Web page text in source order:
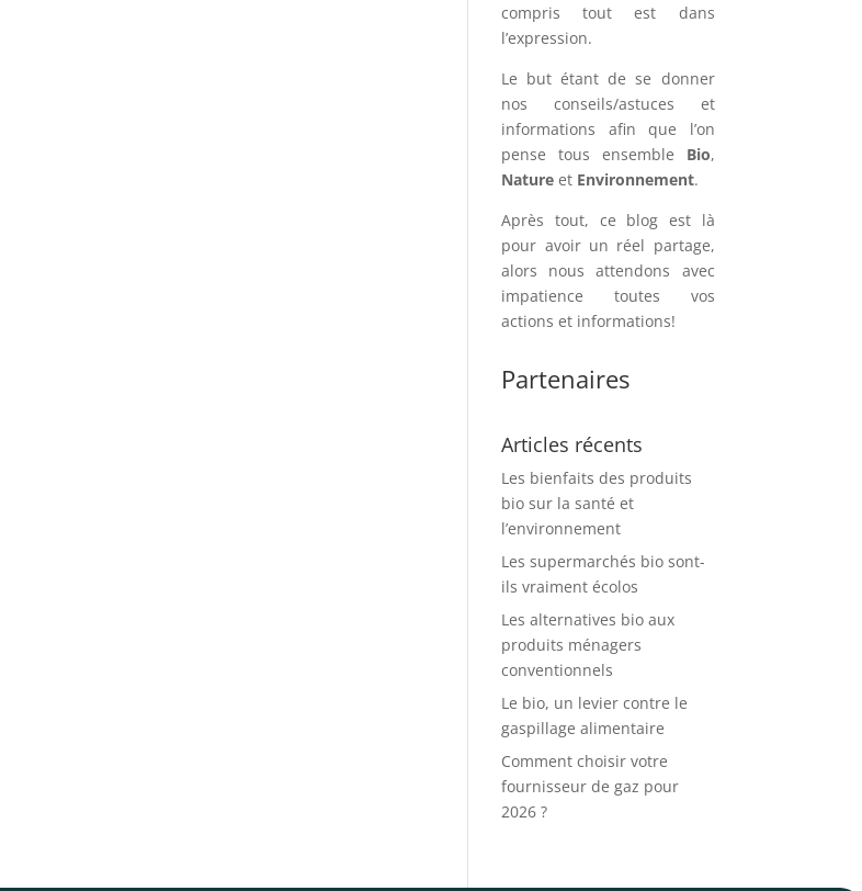
compris tout est dans
l’expression.
Le but étant de se donner
nos conseils/astuces et
informations afin que l’on
pense tous ensemble Bio,
Nature et Environnement.
Après tout, ce blog est là
pour avoir un réel partage,
alors nous attendons avec
impatience toutes vos
actions et informations!
Partenaires
Articles récents
Les bienfaits des produits
bio sur la santé et
l’environnement
Les supermarchés bio sont-
ils vraiment écolos
Les alternatives bio aux
produits ménagers
conventionnels
Le bio, un levier contre le
gaspillage alimentaire
Comment choisir votre
fournisseur de gaz pour
2026 ?